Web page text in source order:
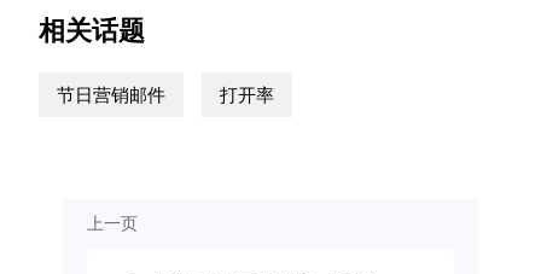
相关话题
节日营销邮件 打开率
上一页